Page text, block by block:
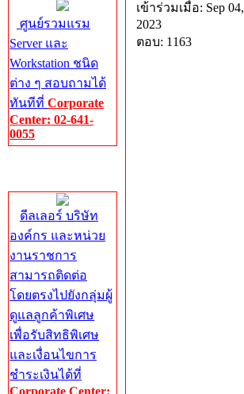
ศูนย์รวมแรม
Server และ
Workstation ชนิด
ต่าง ๆ สอบถามได้
ทันทีที่ Corporate
Center: 02-641-
0055
ดีลเลอร์ บริษัท
องค์กร และหน่วย
งานราชการ
สามารถติดต่อ
โดยตรงไปยังกลุ่มผู้
ดูแลลูกค้าพิเศษ
เพื่อรับสิทธิพิเศษ
และเงื่อนไขการ
ชำระเงินได้ที่
Corporate Center:
เข้าร่วมเมื่อ: Sep 04,
2023
ตอบ: 1163